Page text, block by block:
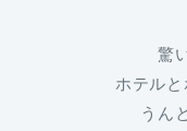
驚
ホテル
うん